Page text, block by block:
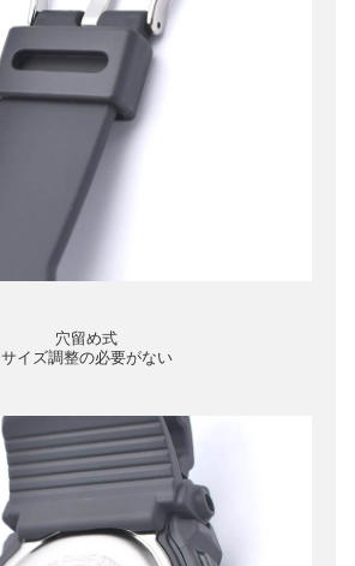
穴留め式
サイズ調整の必要がない